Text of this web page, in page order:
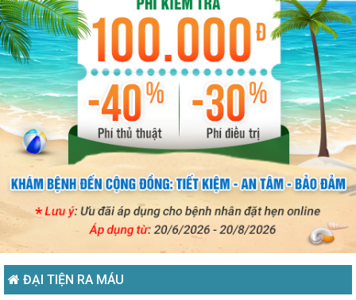
ĐẠI TIỆN RA MÁU